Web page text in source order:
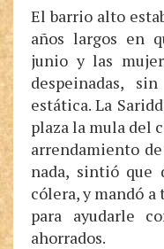
El barrio alto
años largos en
junio y las
despeinadas,
estática. La
plaza la mula del
arrendamiento
nada, sintió que
cólera, y mandó a
para ayudarle
ahorrados.